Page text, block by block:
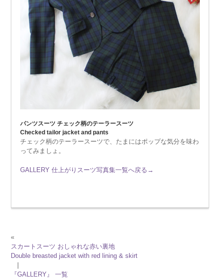
パンツスーツ チェック柄のテーラースーツ
Checked tailor jacket and pants
チェック柄のテーラースーツで、たまにはポップな気分を味わ
ってみましょ。
GALLERY 仕上がりスーツ写真集一覧へ戻る→
«
スカートスーツ おしゃれな赤い裏地
Double breasted jacket with red lining & skirt
『GALLERY』 一覧